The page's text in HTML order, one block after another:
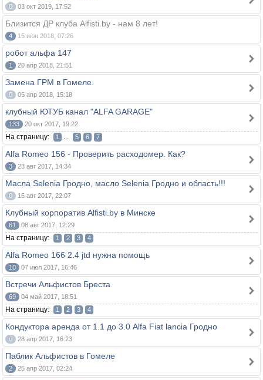
0 03 окт 2019, 17:52
Близится ДР клуба Alfisti.by - нам 8 лет!
4 15 июн 2018, 07:26
робот альфа 147
1 20 апр 2018, 21:51
Замена ГРМ в Гомеле.
0 05 апр 2018, 15:18
клубный ЮТУБ канал "ALFA GARAGE"
133 20 окт 2017, 19:22
На страницу: 1 ... 5 6 7
Alfa Romeo 156 - Проверить расходомер. Как?
3 23 авг 2017, 14:34
Масла Selenia Гродно, масло Selenia Гродно и область!!!
0 15 авг 2017, 22:07
Клубный корпоратив Alfisti.by в Минске
61 08 авг 2017, 12:29
На страницу: 1 2 3 4
Alfa Romeo 166 2.4 jtd нужна помощь
10 07 июл 2017, 16:46
Встречи Альфистов Бреста
69 04 май 2017, 18:51
На страницу: 1 2 3 4
Кондуктора аренда от 1.1 до 3.0 Alfa Fiat lancia Гродно
0 28 апр 2017, 16:23
Паблик Альфистов в Гомеле
2 25 апр 2017, 02:24